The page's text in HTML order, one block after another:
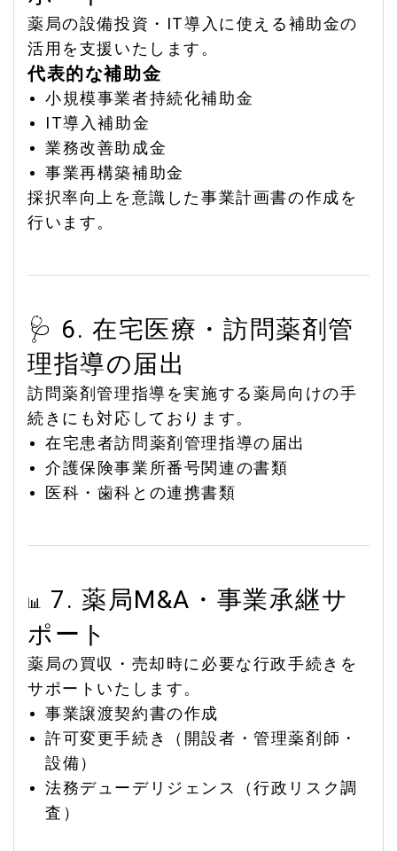
薬局の設備投資・IT導入に使える補助金の
活用を支援いたします。
代表的な補助金
小規模事業者持続化補助金
IT導入補助金
業務改善助成金
事業再構築補助金
採択率向上を意識した事業計画書の作成を
行います。
🩺 6. 在宅医療・訪問薬剤管
理指導の届出
訪問薬剤管理指導を実施する薬局向けの手
続きにも対応しております。
在宅患者訪問薬剤管理指導の届出
介護保険事業所番号関連の書類
医科・歯科との連携書類
📊
7. 薬局M&A・事業承継サ
ポート
薬局の買収・売却時に必要な行政手続きを
サポートいたします。
事業譲渡契約書の作成
許可変更手続き（開設者・管理薬剤師・
設備）
法務デューデリジェンス（行政リスク調
査）